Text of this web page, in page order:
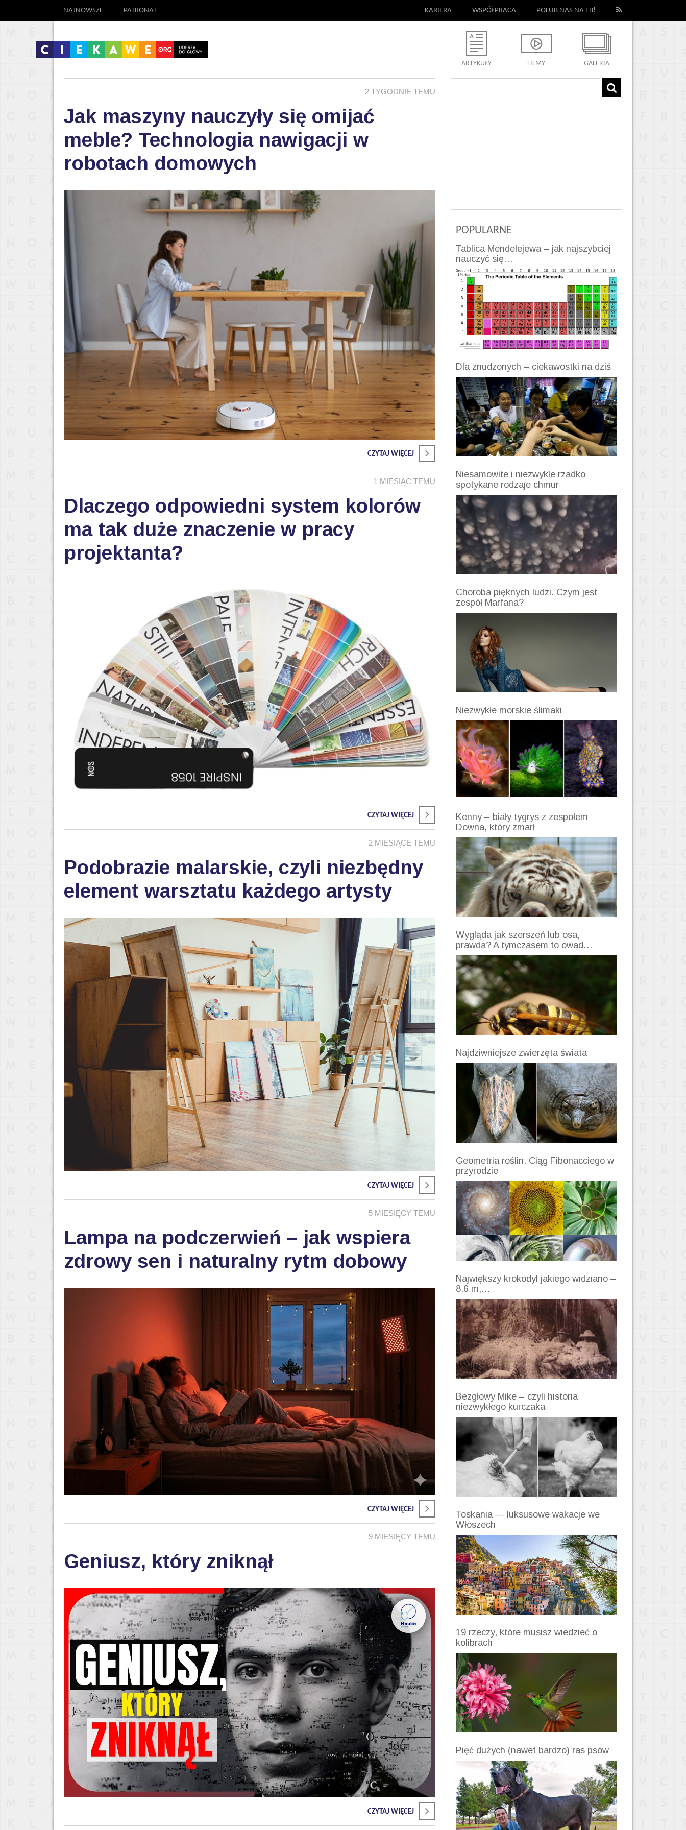
NAJNOWSZE PATRONAT KARIERA WSPÓŁPRACA POLUB NAS NA FB!
ARTYKUŁY FILMY GALERIA
2 TYGODNIE TEMU
Jak maszyny nauczyły się omijać
meble? Technologia nawigacji w
robotach domowych
CZYTAJ WIĘCEJ
1 MIESIĄC TEMU
Dlaczego odpowiedni system kolorów
ma tak duże znaczenie w pracy
projektanta?
CZYTAJ WIĘCEJ
2 MIESIĄCE TEMU
Podobrazie malarskie, czyli niezbędny
element warsztatu każdego artysty
CZYTAJ WIĘCEJ
5 MIESIĘCY TEMU
Lampa na podczerwień – jak wspiera
zdrowy sen i naturalny rytm dobowy
CZYTAJ WIĘCEJ
9 MIESIĘCY TEMU
Geniusz, który zniknął
CZYTAJ WIĘCEJ
POPULARNE
Tablica Mendelejewa – jak najszybciej
nauczyć się…
Dla znudzonych – ciekawostki na dziś
Niesamowite i niezwykle rzadko
spotykane rodzaje chmur
Choroba pięknych ludzi. Czym jest
zespół Marfana?
Niezwykłe morskie ślimaki
Kenny – biały tygrys z zespołem
Downa, który zmarł
Wygląda jak szerszeń lub osa,
prawda? A tymczasem to owad…
Najdziwniejsze zwierzęta świata
Geometria roślin. Ciąg Fibonacciego w
przyrodzie
Największy krokodyl jakiego widziano –
8.6 m,…
Bezgłowy Mike – czyli historia
niezwykłego kurczaka
Toskania — luksusowe wakacje we
Włoszech
19 rzeczy, które musisz wiedzieć o
kolibrach
Pięć dużych (nawet bardzo) ras psów